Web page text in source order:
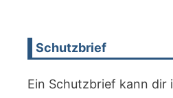
Schutzbrief
Ein Schutzbrief kann dir